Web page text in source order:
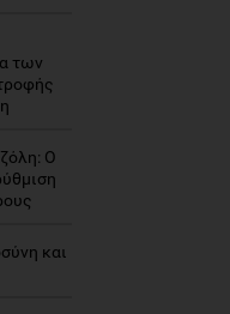
των
Ο
και